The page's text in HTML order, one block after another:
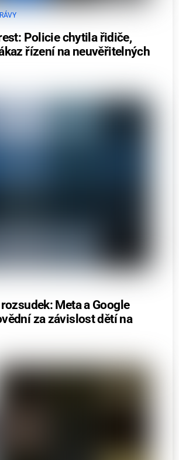
Policie chytila řidiče,
řízení na neuvěřitelných
Meta a Google
za závislost dětí na